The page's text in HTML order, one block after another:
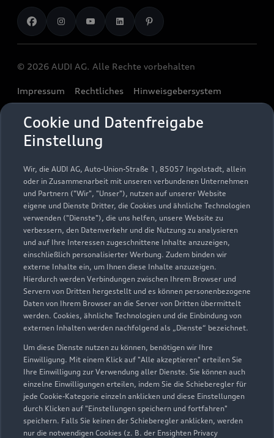
Cookie und Datenfreigabe
Einstellung
Wir, die AUDI AG, Auto-Union-Straße 1, 85057 Ingolstadt, allein
oder in Zusammenarbeit mit unseren verbundenen Unternehmen
und Partnern ("Wir", "Unser"), nutzen auf unserer Website
eigene und Dienste Dritter, die Cookies und ähnliche Technologien
verwenden ("Dienste"), die uns helfen, unsere Website zu
verbessern, den Datenverkehr und die Nutzung zu analysieren
und auf Ihre Interessen zugeschnittene Inhalte anzuzeigen,
einschließlich personalisierter Werbung. Zudem binden wir
externe Inhalte ein, um Ihnen diese Inhalte anzuzeigen.
Hierdurch werden Verbindungen zwischen Ihrem Browser und
Servern von Dritten hergestellt und es können personenbezogene
Daten von Ihrem Browser an die Server von Dritten übermittelt
werden. Cookies, ähnliche Technologien und die Einbindung von
externen Inhalten werden nachfolgend als „Dienste“ bezeichnet.
Um diese Dienste nutzen zu können, benötigen wir Ihre
Einwilligung. Mit einem Klick auf "Alle akzeptieren" erteilen Sie
Ihre Einwilligung zur Verwendung aller Dienste. Sie können auch
einzelne Einwilligungen erteilen, indem Sie die Schieberegler für
jede Cookie-Kategorie einzeln anklicken und diese Einstellungen
durch Klicken auf "Einstellungen speichern und fortfahren"
speichern. Falls Sie keinen der Schieberegler anklicken, werden
nur die notwendigen Cookies (z. B. der Ensighten Privacy
Geschäftskunden
Audi digital services
myAudi
Audi Code
Häufige Fragen (FAQ)
Audi Online Beratung
Online-Terminvereinbarung
Servicekontakt
Bordbuch & Bedienungsanleitungen
Verträge kündigen
Unternehmen
Karriere
Datenschutz
Audi erleben
© 2026 AUDI AG. Alle Rechte vorbehalten
Impressum Rechtliches
Hinweisgebersystem
Cookie-Richtlinie
Barrierefreiheit
Digital Services Act
Ein Service der AUTOHAUSEN® AG, In der Spöck 4, 77656
Offenburg in Kooperation mit unseren Audi Partnern.
Der gezeigte Ankaufswert spiegelt den aktuellen Ankaufswert
Ihres Gebrauchten für den Ankauf oder die Inzahlungnahme
durch den Händler wider. Wir nutzen dafür sowohl DAT
Marktdaten als auch aktuelle Marktpreise. Der gezeigte Wert
dient zur Orientierung - Wert beeinflussende
Regionalfaktoren, Sonderausstattungen und der individuelle
Zustand Ihres Fahrzeugs können hier nicht vollends
berücksichtigt werden. Aus diesen Gründen kann die
endgültige Bewertung erst nach einer Prüfung des Fahrzeugs
durch den Audi Partner bzw. einen Kfz-Sachverständigen
erfolgen.
Ein Angebot der Audi Leasing, Zweigniederlassung der
Volkswagen Leasing GmbH, Gifhorner Str. 57, 38112
Braunschweig, für Privatkunden und gewerbliche